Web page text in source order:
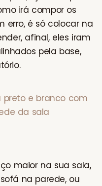
irá compor os
erro, é só colocar na
afinal, eles iram
pela base,
maior na sua sala,
na parede, ou